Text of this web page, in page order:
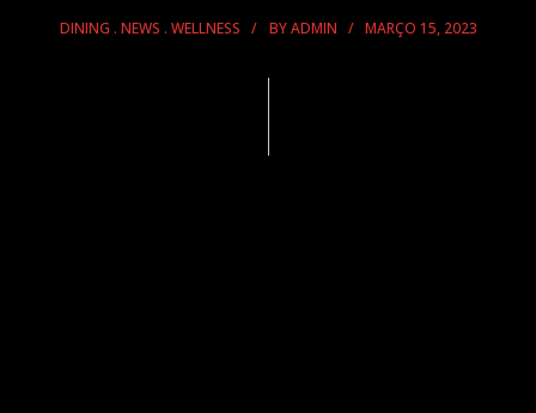
DINING NEWS WELLNESS BYADMIN MARÇO 15, 2023